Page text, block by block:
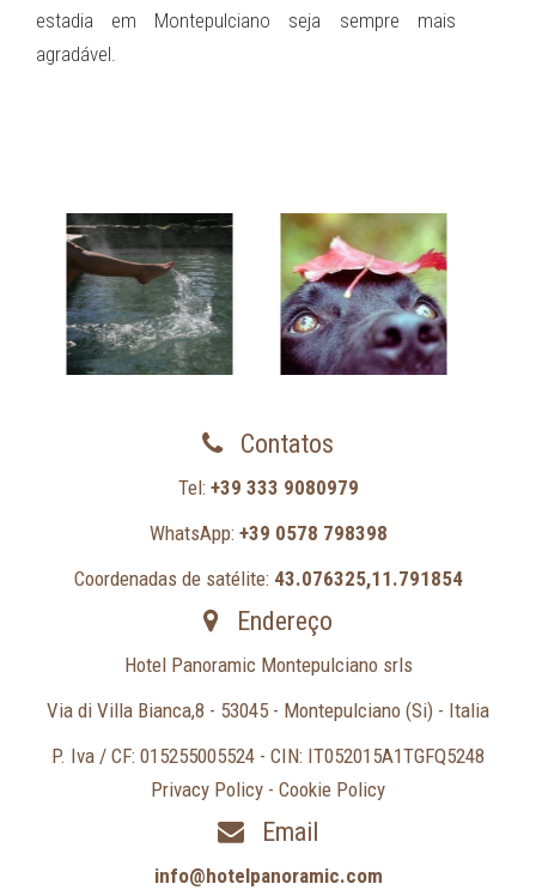
estadia em Montepulciano seja sempre mais
agradável.
Contatos
Tel: +39 333 9080979
WhatsApp: +39 0578 798398
Coordenadas de satélite: 43.076325,11.791854
Endereço
Hotel Panoramic Montepulciano srls
Via di Villa Bianca,8 - 53045 - Montepulciano (Si) - Italia
P. Iva / CF: 015255005524 - CIN: IT052015A1TGFQ5248
Privacy Policy - Cookie Policy
Email
info@hotelpanoramic.com